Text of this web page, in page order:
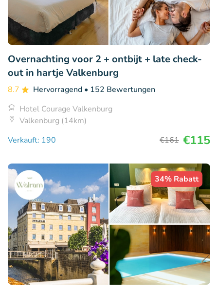
Overnachting voor 2 + ontbijt + late check-
out in hartje Valkenburg
8.7 Hervorragend • 152 Bewertungen
Hotel Courage Valkenburg
Valkenburg (14km)
Verkauft: 190
€161 €115
34% Rabatt